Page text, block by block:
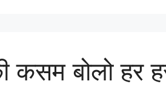
कसम बोलो हर